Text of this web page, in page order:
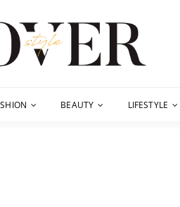
BEAUTY LIFESTYLE